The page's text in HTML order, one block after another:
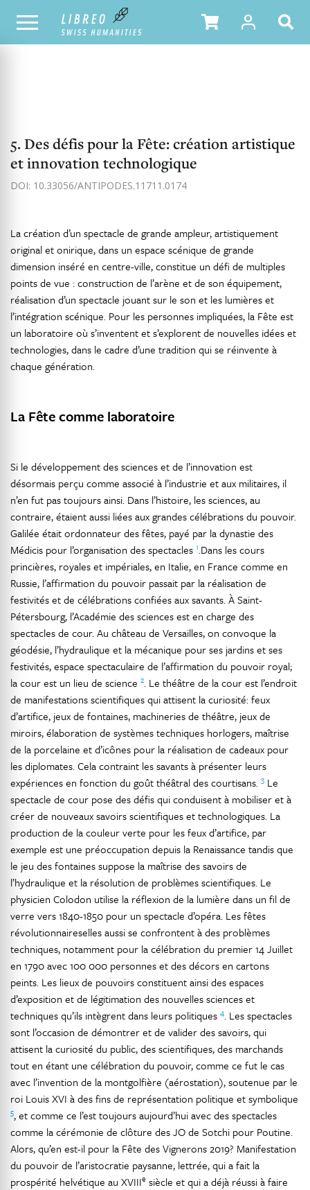
NOTRE CATALOGUE TABLE DES MATIÈRES
5. Des défis pour la Fête: création artistique
et innovation technologique
DOI: 10.33056/ANTIPODES.11711.0174
La création d’un spectacle de grande ampleur, artistiquement
original et onirique, dans un espace scénique de grande
dimension inséré en centre-ville, constitue un défi de multiples
points de vue : construction de l’arène et de son équipement,
réalisation d’un spectacle jouant sur le son et les lumières et
l’intégration scénique. Pour les personnes impliquées, la Fête est
un laboratoire où s’inventent et s’explorent de nouvelles idées et
technologies, dans le cadre d’une tradition qui se réinvente à
chaque génération.
La Fête comme laboratoire
Si le développement des sciences et de l’innovation est
désormais perçu comme associé à l’industrie et aux militaires, il
n’en fut pas toujours ainsi. Dans l’histoire, les sciences, au
contraire, étaient aussi liées aux grandes célébrations du pouvoir.
Galilée était ordonnateur des fêtes, payé par la dynastie des
Médicis pour l’organisation des spectacles 1.Dans les cours
princières, royales et impériales, en Italie, en France comme en
Russie, l’affirmation du pouvoir passait par la réalisation de
festivités et de célébrations confiées aux savants. À Saint-
Pétersbourg, l’Académie des sciences est en charge des
spectacles de cour. Au château de Versailles, on convoque la
géodésie, l’hydraulique et la mécanique pour ses jardins et ses
festivités, espace spectaculaire de l’affirmation du pouvoir royal;
la cour est un lieu de science 2. Le théâtre de la cour est l’endroit
de manifestations scientifiques qui attisent la curiosité: feux
d’artifice, jeux de fontaines, machineries de théâtre, jeux de
miroirs, élaboration de systèmes techniques horlogers, maîtrise
de la porcelaine et d’icônes pour la réalisation de cadeaux pour
les diplomates. Cela contraint les savants à présenter leurs
expériences en fonction du goût théâtral des courtisans. 3 Le
spectacle de cour pose des défis qui conduisent à mobiliser et à
créer de nouveaux savoirs scientifiques et technologiques. La
production de la couleur verte pour les feux d’artifice, par
exemple est une préoccupation depuis la Renaissance tandis que
le jeu des fontaines suppose la maîtrise des savoirs de
l’hydraulique et la résolution de problèmes scientifiques. Le
physicien Colodon utilise la réflexion de la lumière dans un fil de
verre vers 1840-1850 pour un spectacle d’opéra. Les fêtes
révolutionnaireselles aussi se confrontent à des problèmes
techniques, notamment pour la célébration du premier 14 Juillet
en 1790 avec 100 000 personnes et des décors en cartons
peints. Les lieux de pouvoirs constituent ainsi des espaces
d’exposition et de légitimation des nouvelles sciences et
techniques qu’ils intègrent dans leurs politiques 4. Les spectacles
sont l’occasion de démontrer et de valider des savoirs, qui
attisent la curiosité du public, des scientifiques, des marchands
tout en étant une célébration du pouvoir, comme ce fut le cas
avec l’invention de la montgolfière (aérostation), soutenue par le
roi Louis XVI à des fins de représentation politique et symbolique
5, et comme ce l’est toujours aujourd’hui avec des spectacles
comme la cérémonie de clôture des JO de Sotchi pour Poutine.
Alors, qu’en est-il pour la Fête des Vignerons 2019? Manifestation
du pouvoir de l’aristocratie paysanne, lettrée, qui a fait la
prospérité helvétique au XVIIIe siècle et qui a déjà réussi à faire